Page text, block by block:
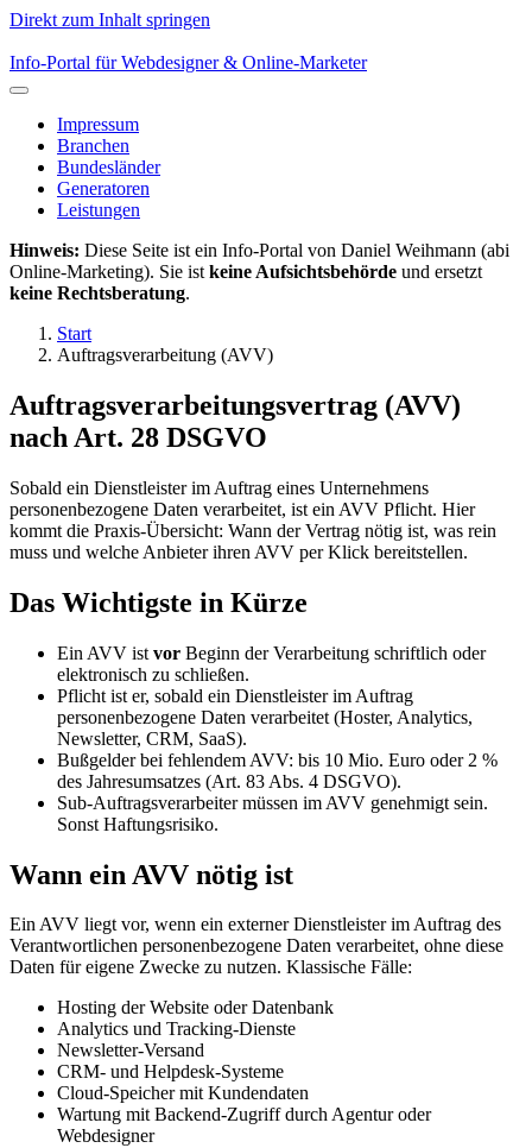
Direkt zum Inhalt springen
Info-Portal für Webdesigner & Online-Marketer
Impressum
Branchen
Bundesländer
Generatoren
Leistungen
Hinweis: Diese Seite ist ein Info-Portal von Daniel Weihmann (abi
Online-Marketing). Sie ist keine Aufsichtsbehörde und ersetzt
keine Rechtsberatung.
Start
Auftragsverarbeitung (AVV)
Auftragsverarbeitungsvertrag (AVV)
nach Art. 28 DSGVO
Sobald ein Dienstleister im Auftrag eines Unternehmens
personenbezogene Daten verarbeitet, ist ein AVV Pflicht. Hier
kommt die Praxis-Übersicht: Wann der Vertrag nötig ist, was rein
muss und welche Anbieter ihren AVV per Klick bereitstellen.
Das Wichtigste in Kürze
Ein AVV ist vor Beginn der Verarbeitung schriftlich oder
elektronisch zu schließen.
Pflicht ist er, sobald ein Dienstleister im Auftrag
personenbezogene Daten verarbeitet (Hoster, Analytics,
Newsletter, CRM, SaaS).
Bußgelder bei fehlendem AVV: bis 10 Mio. Euro oder 2 %
des Jahresumsatzes (Art. 83 Abs. 4 DSGVO).
Sub-Auftragsverarbeiter müssen im AVV genehmigt sein.
Sonst Haftungsrisiko.
Wann ein AVV nötig ist
Ein AVV liegt vor, wenn ein externer Dienstleister im Auftrag des
Verantwortlichen personenbezogene Daten verarbeitet, ohne diese
Daten für eigene Zwecke zu nutzen. Klassische Fälle:
Hosting der Website oder Datenbank
Analytics und Tracking-Dienste
Newsletter-Versand
CRM- und Helpdesk-Systeme
Cloud-Speicher mit Kundendaten
Wartung mit Backend-Zugriff durch Agentur oder
Webdesigner